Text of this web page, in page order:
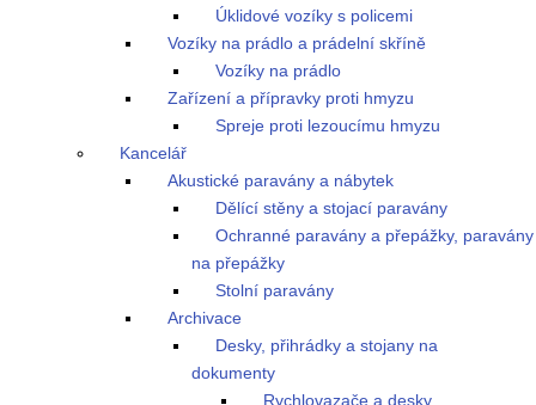
Úklidové vozíky s policemi
Vozíky na prádlo a prádelní skříně
Vozíky na prádlo
Zařízení a přípravky proti hmyzu
Spreje proti lezoucímu hmyzu
Kancelář
Akustické paravány a nábytek
Dělící stěny a stojací paravány
Ochranné paravány a přepážky, paravány
na přepážky
Stolní paravány
Archivace
Desky, přihrádky a stojany na
dokumenty
Rychlovazače a desky